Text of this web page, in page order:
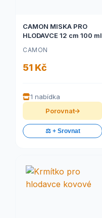
CAMON MISKA PRO
HLODAVCE 12 cm 100 ml
CAMON
51 Kč
1 nabídka
Porovnat
⚖️ + Srovnat